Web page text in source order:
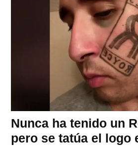
Nunca ha tenido un
pero se tatúa el logo